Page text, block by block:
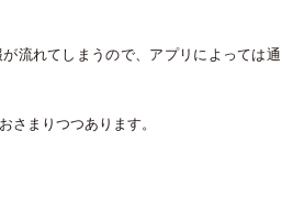
流れてしまうので、アプリによっては通
さまりつつあります。